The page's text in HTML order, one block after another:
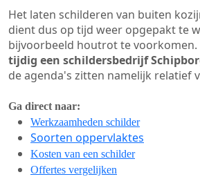
Het laten schilderen van buiten
dient dus op tijd weer opgepakt te
bijvoorbeeld houtrot te voorkomen.
tijdig een schildersbedrijf
de agenda's zitten namelijk relatief
Ga direct naar:
Werkzaamheden schilder
Soorten oppervlaktes
Kosten van een schilder
Offertes vergelijken